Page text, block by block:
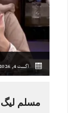
39°Cاگست 4, 2026
مسلم